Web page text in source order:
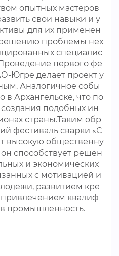
опытных мастеров
свои навыки и у
для их применен
решению проблемы нех
специалис
первого фе
Югре делает проект у
Аналогичное собы
в Архангельске, что по
подобных ин
страны.Таким обр
фестиваль сварки «С
высокую общественну
способствует решен
и экономических
с мотивацией и
развитием кре
квалиф
промышленность.